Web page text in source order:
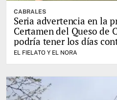
CABRALES
Seria advertencia en la
Certamen del Queso de
podría tener los días
EL FIELATO Y EL NORA